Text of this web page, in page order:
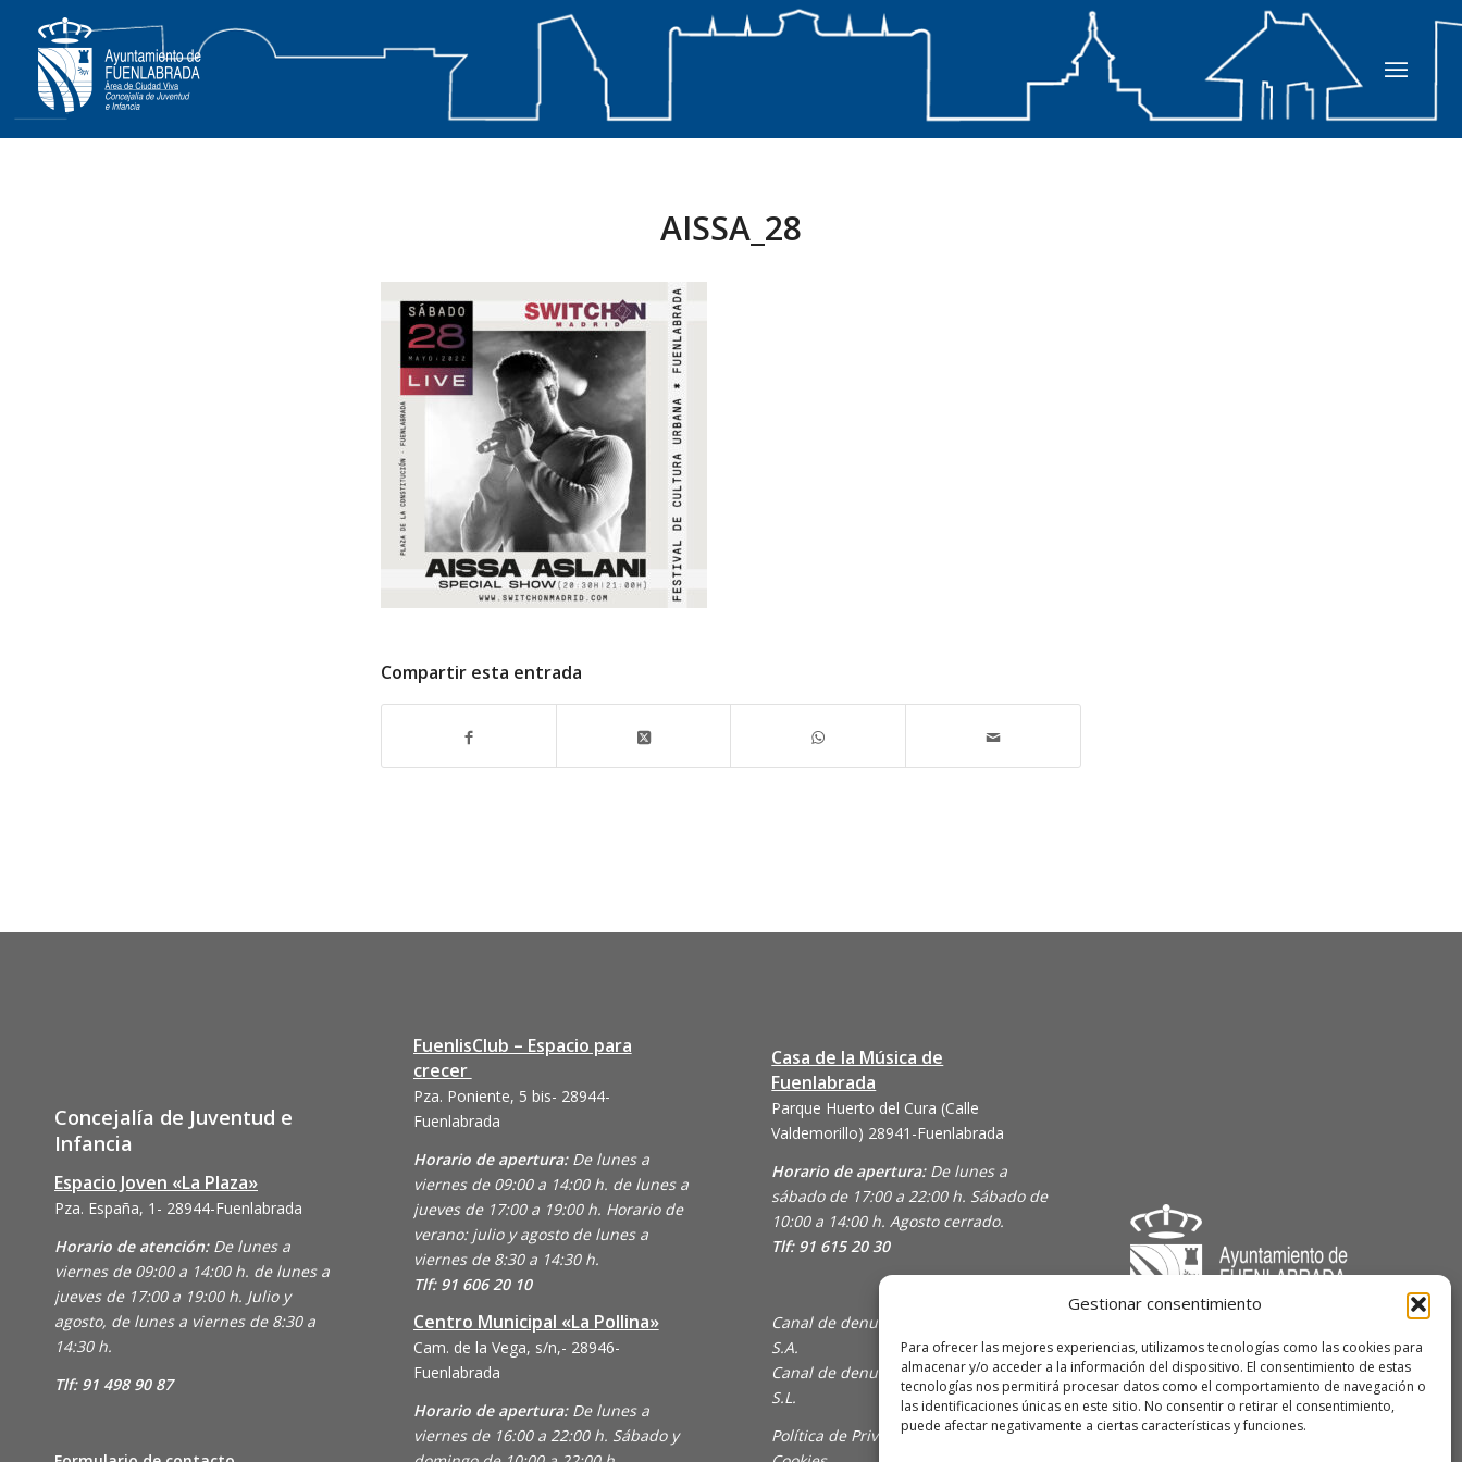
Gestionar consentimiento
Para ofrecer las mejores experiencias, utilizamos tecnologías como las cookies para
almacenar y/o acceder a la información del dispositivo. El consentimiento de estas
tecnologías nos permitirá procesar datos como el comportamiento de navegación o
las identificaciones únicas en este sitio. No consentir o retirar el consentimiento,
puede afectar negativamente a ciertas características y funciones.
AISSA_28
Compartir esta entrada
Concejalía de Juventud e
Infancia
Espacio Joven «La Plaza»
Pza. España, 1- 28944-Fuenlabrada
Horario de atención: De lunes a
viernes de 09:00 a 14:00 h. de lunes a
jueves de 17:00 a 19:00 h. Julio y
agosto, de lunes a viernes de 8:30 a
14:30 h.
Tlf: 91 498 90 87
FuenlisClub – Espacio para
crecer
Pza. Poniente, 5 bis- 28944-
Fuenlabrada
Horario de apertura:De lunes a
viernes de 09:00 a 14:00 h. de lunes a
jueves de 17:00 a 19:00 h. Horario de
verano: julio y agosto de lunes a
viernes de 8:30 a 14:30 h.
Tlf: 91 606 20 10
Centro Municipal «La Pollina»
Cam. de la Vega, s/n,- 28946-
Fuenlabrada
Horario de apertura: De lunes a
viernes de 16:00 a 22:00 h. Sábado y
Casa de la Música de
Fuenlabrada
Parque Huerto del Cura (Calle
Valdemorillo) 28941-Fuenlabrada
Horario de apertura: De lunes a
sábado de 17:00 a 22:00 h. Sábado de
10:00 a 14:00 h. Agosto cerrado.
Tlf: 91 615 20 30
Canal de denuncias de Animajoven
S.A.
Canal de denuncias de En Clave Joven
S.L.
Política de Privacidad y Uso de